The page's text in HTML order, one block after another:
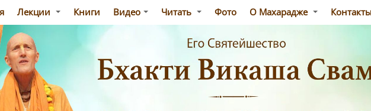
Лекции Книги Видео Читать Фото О Махарадже